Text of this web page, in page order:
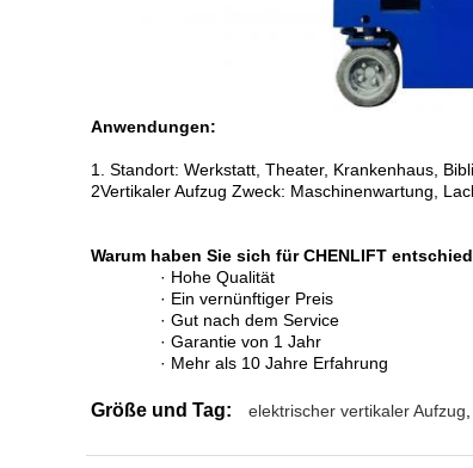
Anwendungen:
1. Standort: Werkstatt, Theater, Krankenhaus,
2Vertikaler Aufzug Zweck: Maschinenwartung,
Warum haben Sie sich für CHENLIFT
· Hohe Qualität
· Ein vernünftiger Preis
· Gut nach dem Service
· Garantie von 1 Jahr
· Mehr als 10 Jahre Erfahrung
Größe und Tag: elektrischer vertikaler Aufzug